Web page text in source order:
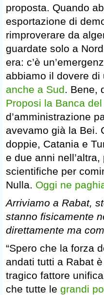
proposta. Quando
esportazione di
rimproverare da
guardate solo a
era: c’è
abbiamo il dovere
anche a Sud. Bene,
Proposi la Banca
d’amministrazione
avevamo già la Bei.
doppie, Catania e
e due anni
scientifiche per
Nulla. Oggi ne
Arriviamo a Rabat,
stanno fisicamente
direttamente ma
“Spero che la forza
andati tutti a Rabat
tragico fattore
che tutte le grandi